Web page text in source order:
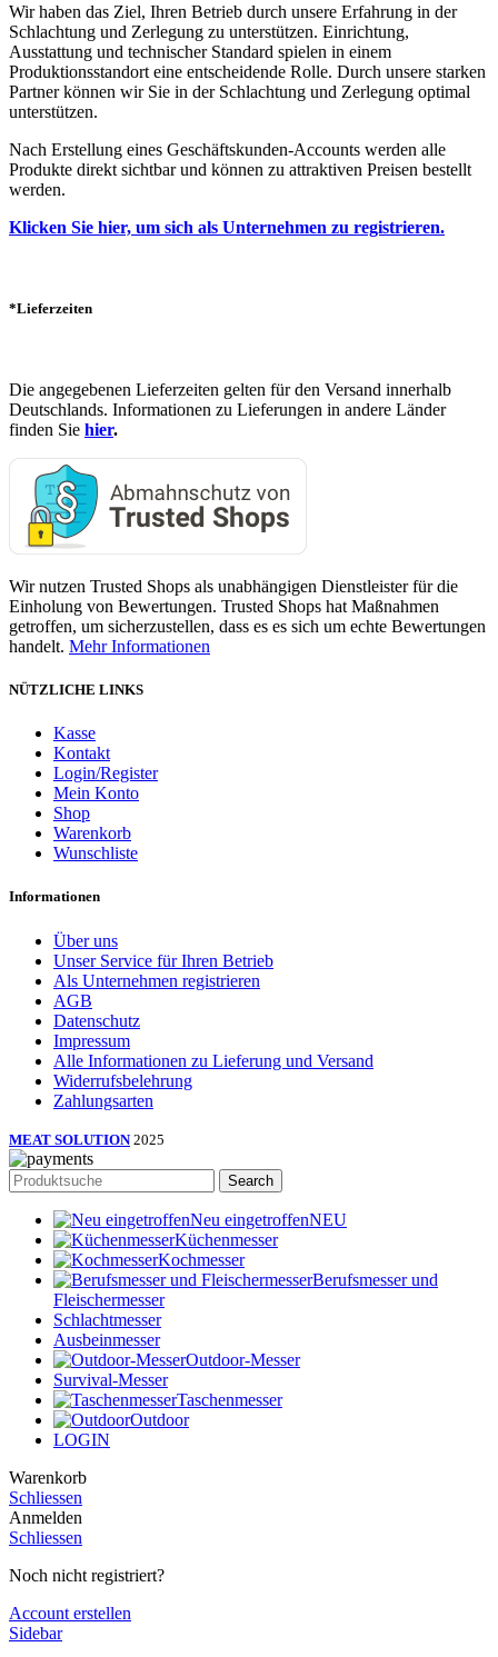
Wir haben das Ziel, Ihren Betrieb durch unsere Erfahrung in der
Schlachtung und Zerlegung zu unterstützen. Einrichtung,
Ausstattung und technischer Standard spielen in einem
Produktionsstandort eine entscheidende Rolle. Durch unsere starken
Partner können wir Sie in der Schlachtung und Zerlegung optimal
unterstützen.
Nach Erstellung eines Geschäftskunden-Accounts werden alle
Produkte direkt sichtbar und können zu attraktiven Preisen bestellt
werden.
Klicken Sie hier, um sich als Unternehmen zu registrieren.
*Lieferzeiten
Die angegebenen Lieferzeiten gelten für den Versand innerhalb
Deutschlands. Informationen zu Lieferungen in andere Länder
finden Sie hier.
Wir nutzen Trusted Shops als unabhängigen Dienstleister für die
Einholung von Bewertungen. Trusted Shops hat Maßnahmen
getroffen, um sicherzustellen, dass es es sich um echte Bewertungen
handelt. Mehr Informationen
NÜTZLICHE LINKS
Kasse
Kontakt
Login/Register
Mein Konto
Shop
Warenkorb
Wunschliste
Informationen
Über uns
Unser Service für Ihren Betrieb
Als Unternehmen registrieren
AGB
Datenschutz
Impressum
Alle Informationen zu Lieferung und Versand
Widerrufsbelehrung
Zahlungsarten
MEAT SOLUTION 2025
Search
Neu eingetroffenNEU
Küchenmesser
Kochmesser
Berufsmesser und
Fleischermesser
Schlachtmesser
Ausbeinmesser
Outdoor-Messer
Survival-Messer
Taschenmesser
Outdoor
LOGIN
Warenkorb
Schliessen
Anmelden
Schliessen
Noch nicht registriert?
Account erstellen
Sidebar